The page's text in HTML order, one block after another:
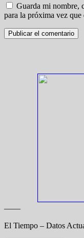
Guarda mi nombre,
para la próxima vez que
——
El Tiempo – Datos